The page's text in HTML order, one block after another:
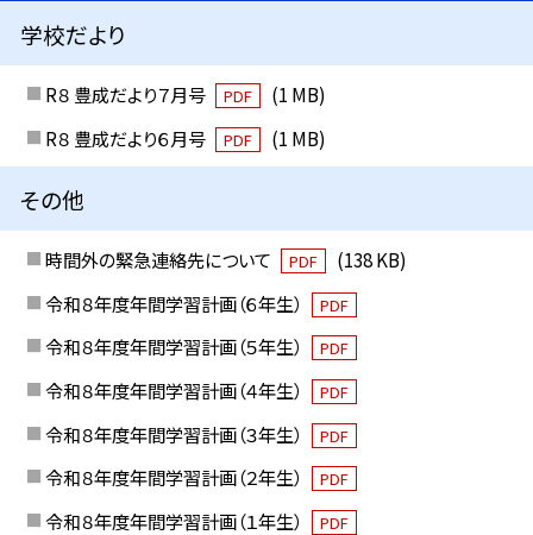
学校だより
R８ 豊成だより７月号 PDF
(1 MB)
R８ 豊成だより６月号
PDF (1 MB)
その他
時間外の緊急連絡先について PDF
(138 KB)
令和８年度年間学習計画（６年生）
PDF
令和８年度年間学習計画（５年生） PDF
令和８年度年間学習計画（４年生） PDF
令和８年度年間学習計画（３年生） PDF
令和８年度年間学習計画（２年生） PDF
令和８年度年間学習計画（１年生） PDF